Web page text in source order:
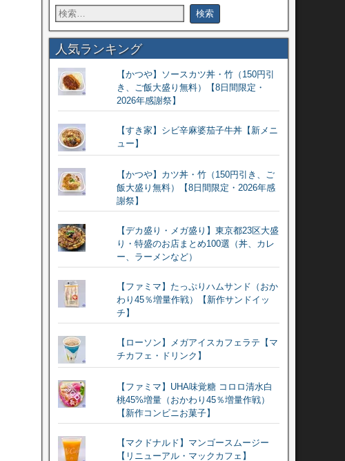
人気ランキング
【かつや】ソースカツ丼・竹（150円引
き、ご飯大盛り無料）【8日間限定・
2026年感謝祭】
【すき家】シビ辛麻婆茄子牛丼【新メニ
ュー】
【かつや】カツ丼・竹（150円引き、ご
飯大盛り無料）【8日間限定・2026年感
謝祭】
【デカ盛り・メガ盛り】東京都23区大盛
り・特盛のお店まとめ100選（丼、カレ
ー、ラーメンなど）
【ファミマ】たっぷりハムサンド（おか
わり45％増量作戦）【新作サンドイッ
チ】
【ローソン】メガアイスカフェラテ【マ
チカフェ・ドリンク】
【ファミマ】UHA味覚糖 コロロ清水白
桃45%増量（おかわり45％増量作戦）
【新作コンビニお菓子】
【マクドナルド】マンゴースムージー
【リニューアル・マックカフェ】